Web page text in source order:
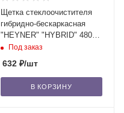
Щетка стеклоочистителя
гибридно-бескаркасная
"HEYNER" "HYBRID" 480
мм-19" (029) 1 шт. /10/50
Под заказ
632₽/шт
В КОРЗИНУ